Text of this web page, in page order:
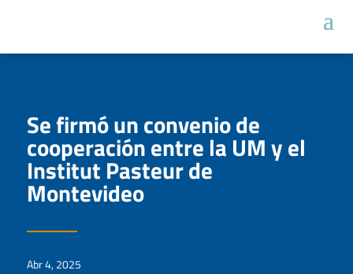
Se firmó un convenio de
cooperación entre la UM y el
Institut Pasteur de
Montevideo
Abr 4, 2025